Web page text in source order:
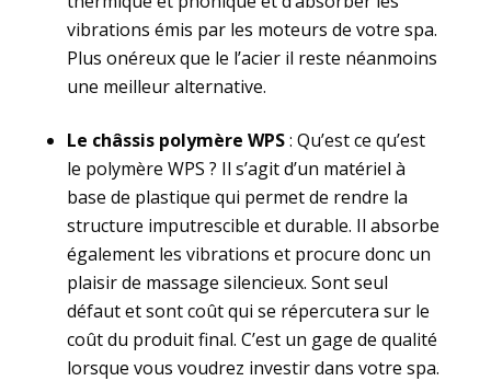
vibrations émis par les moteurs de votre spa.
Plus onéreux que le l’acier il reste néanmoins
une meilleur alternative.
Le châssis polymère WPS: Qu’est ce qu’est
le polymère WPS ? Il s’agit d’un matériel à
base de plastique qui permet de rendre la
structure imputrescible et durable. Il absorbe
également les vibrations et procure donc un
plaisir de massage silencieux. Sont seul
défaut et sont coût qui se répercutera sur le
coût du produit final. C’est un gage de qualité
lorsque vous voudrez investir dans votre spa.